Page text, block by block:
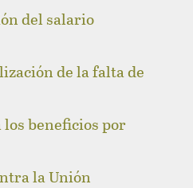
del salario
de la falta de
los beneficios por
la Unión